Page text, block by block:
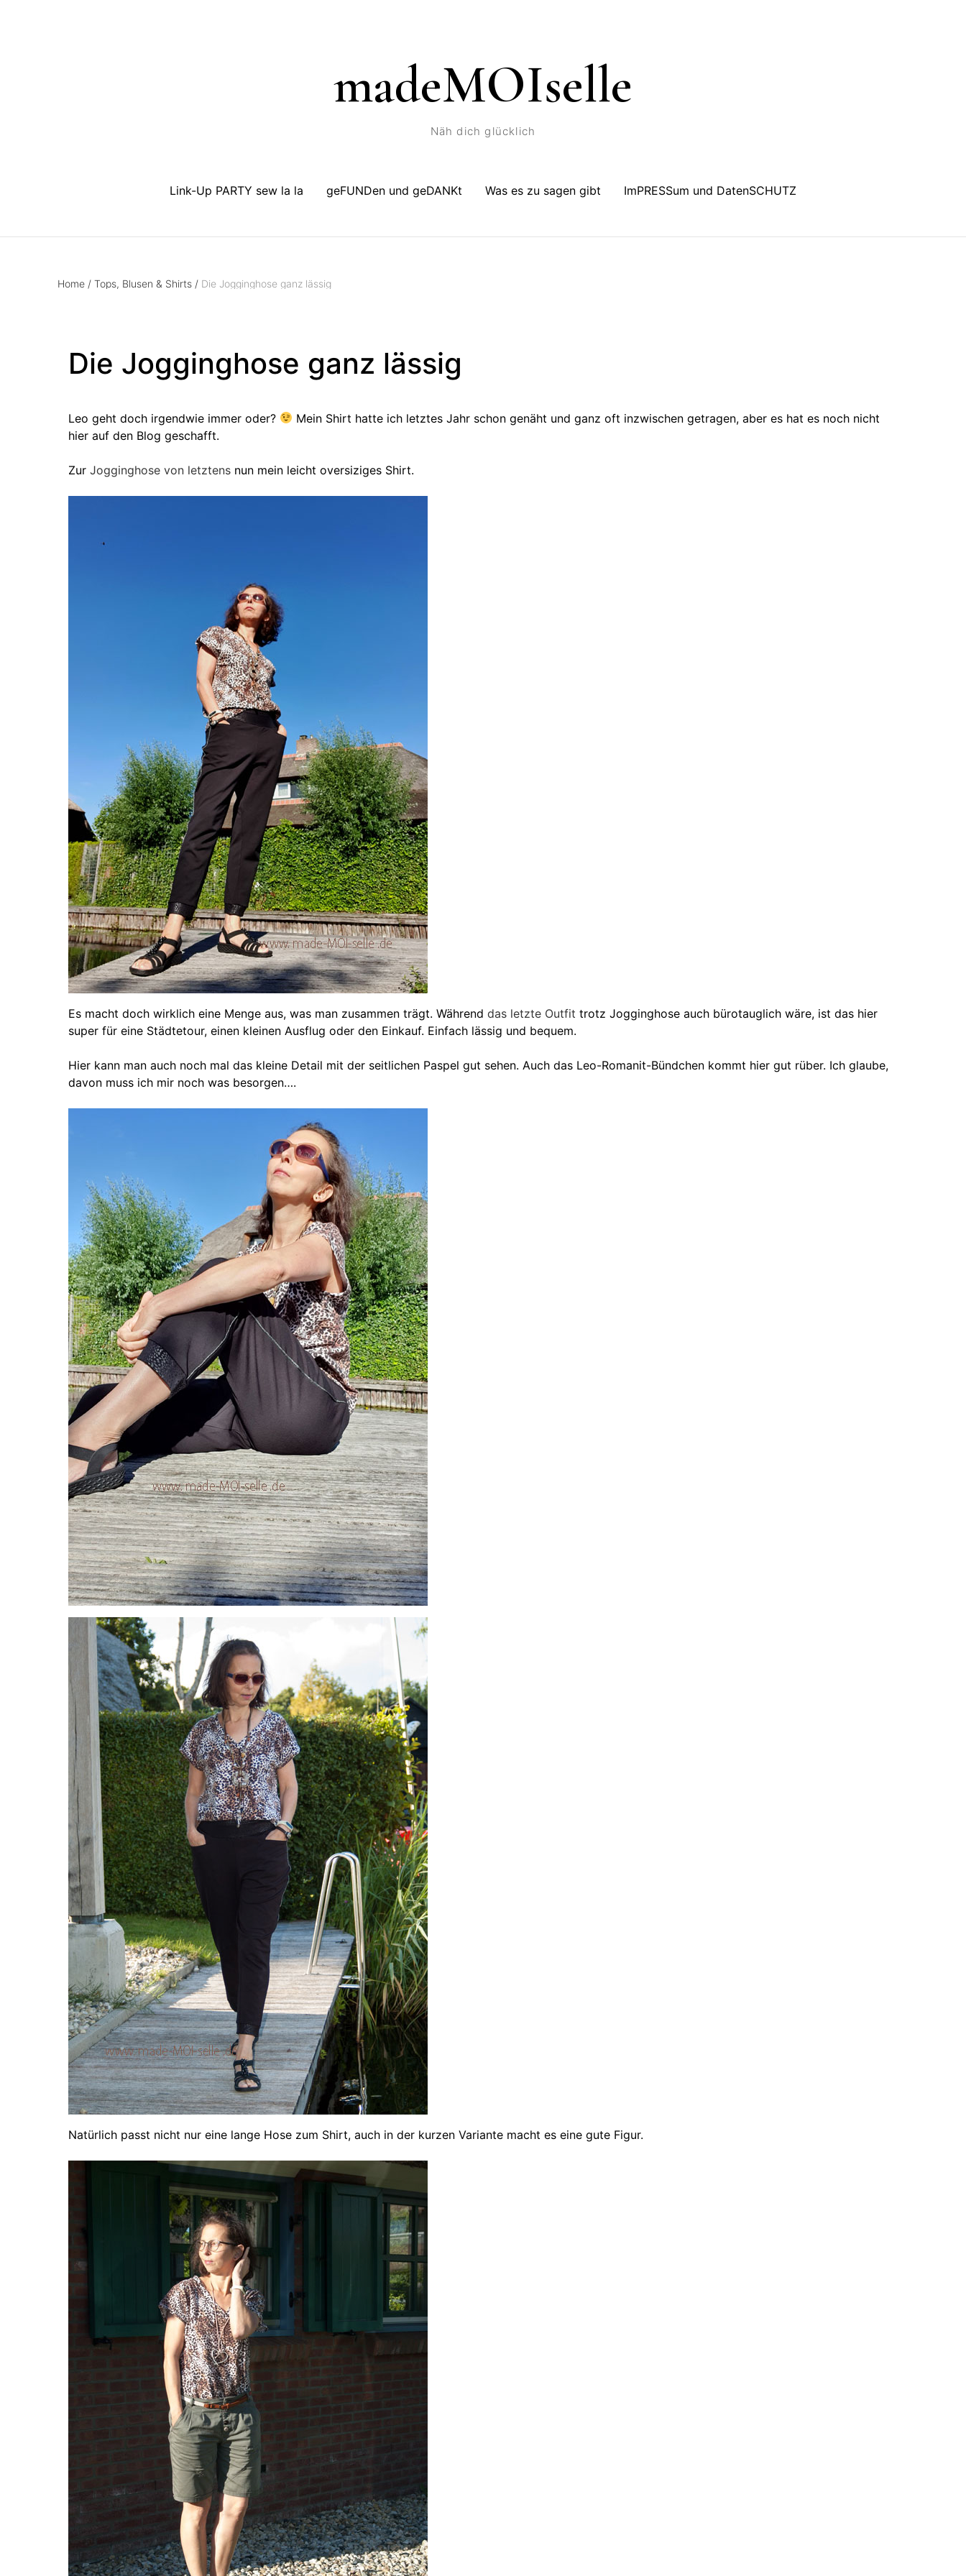
madeMOIselle
Näh dich glücklich
Link-Up PARTY sew la la geFUNDen und geDANKt Was es zu sagen gibt ImPRESSum und DatenSCHUTZ
Home / Tops, Blusen & Shirts / Die Jogginghose ganz lässig
Die Jogginghose ganz lässig
Leo geht doch irgendwie immer oder?
Mein Shirt hatte ich letztes Jahr schon genäht und ganz oft inzwischen getragen, aber es hat es noch nicht
hier auf den Blog geschafft.
Zur Jogginghose von letztens nun mein leicht oversiziges Shirt.
Es macht doch wirklich eine Menge aus, was man zusammen trägt. Während das letzte Outfit trotz Jogginghose auch bürotauglich wäre, ist das hier
super für eine Städtetour, einen kleinen Ausflug oder den Einkauf. Einfach lässig und bequem.
Hier kann man auch noch mal das kleine Detail mit der seitlichen Paspel gut sehen. Auch das Leo-Romanit-Bündchen kommt hier gut rüber. Ich glaube,
davon muss ich mir noch was besorgen….
Natürlich passt nicht nur eine lange Hose zum Shirt, auch in der kurzen Variante macht es eine gute Figur.